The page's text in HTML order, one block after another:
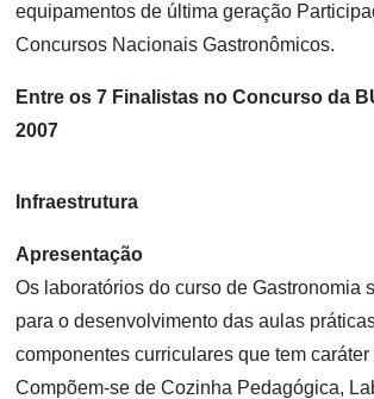
equipamentos de última geração
Concursos Nacionais Gastronômicos.
Entre os 7 Finalistas no Concurso da
2007
Infraestrutura
Apresentação
Os laboratórios do curso de Gastronomia
para o desenvolvimento das aulas
componentes curriculares que tem
Compõem-se de Cozinha Pedagógica,